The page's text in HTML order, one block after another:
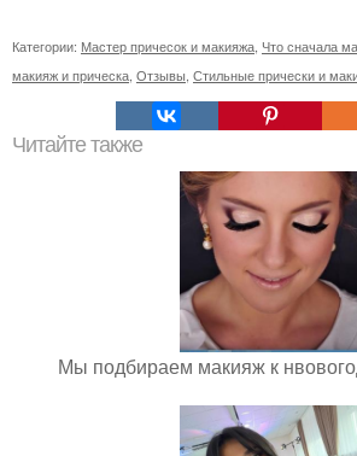
Категории: Мастер причесок и макияжа, Что сначала
макияж и прическа, Отзывы, Стильные прически и
Читайте также
Мы подбираем макияж к